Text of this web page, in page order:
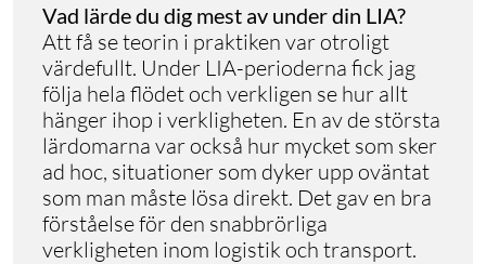
Vad lärde du dig mest av under din LIA?
Att få se teorin i praktiken var otroligt
värdefullt. Under LIA-perioderna fick jag
följa hela flödet och verkligen se hur allt
hänger ihop i verkligheten. En av de största
lärdomarna var också hur mycket som sker
ad hoc, situationer som dyker upp oväntat
som man måste lösa direkt. Det gav en bra
förståelse för den snabbrörliga
verkligheten inom logistik och transport.